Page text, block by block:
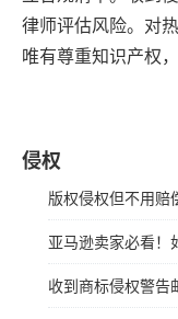
律师评估风险。对
唯有尊重知识产权
侵权
版权侵权但不用赔
收到商标侵权警告